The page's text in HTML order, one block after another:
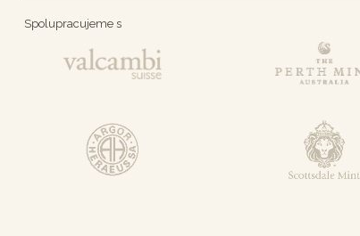
Spolupracujeme s